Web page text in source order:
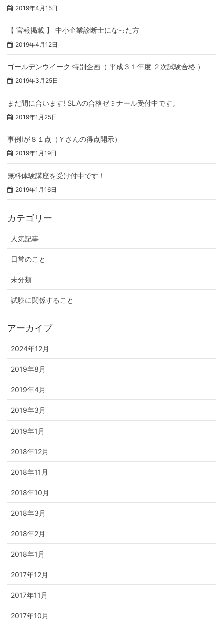
2019年4月15日
【 官報掲載 】 中小企業診断士になった方
2019年4月12日
ゴールデンウイーク 特別企画（ 平成３１年度 ２次試験合格 ）
2019年3月25日
まだ間に合います! SLAの合格ゼミナール受付中です。
2019年1月25日
事例Ⅰが８１点（Ｙさんの得点開示）
2019年1月19日
無料体験講座を受け付中です！
2019年1月16日
カテゴリー
人気記事
日常のこと
未分類
試験に関係すること
アーカイブ
2024年12月
2019年8月
2019年4月
2019年3月
2019年1月
2018年12月
2018年11月
2018年10月
2018年3月
2018年2月
2018年1月
2017年12月
2017年11月
2017年10月